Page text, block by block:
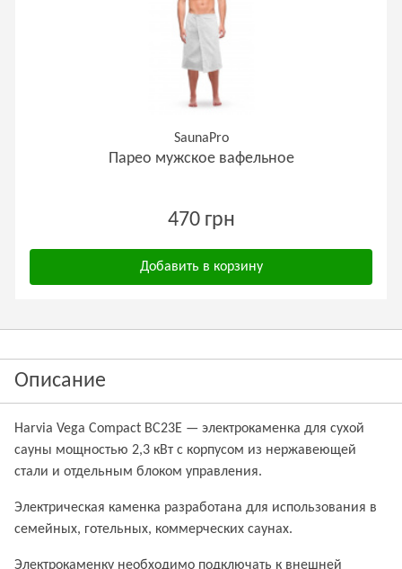
SaunaPro
Парео мужское вафельное
470 грн
Добавить в корзину
Описание
Harvia Vega Compact BC23E — электрокаменка для сухой
сауны мощностью 2,3 кВт с корпусом из нержавеющей
стали и отдельным блоком управления.
Электрическая каменка разработана для использования в
семейных, готельных, коммерческих саунах.
Электрокаменку необходимо подключать к внешней